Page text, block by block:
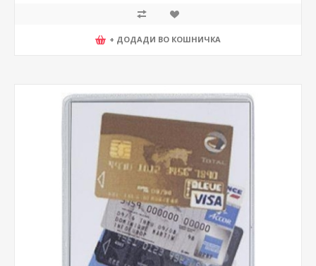
+ ДОДАДИ ВО КОШНИЧКА